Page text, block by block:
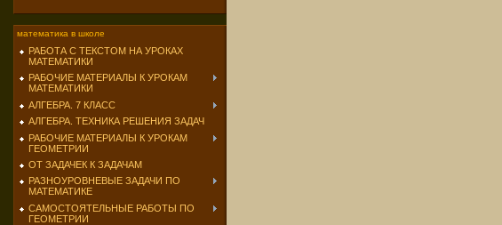
математика в школе
РАБОТА С ТЕКСТОМ НА УРОКАХ
МАТЕМАТИКИ
РАБОЧИЕ МАТЕРИАЛЫ К УРОКАМ
МАТЕМАТИКИ
АЛГЕБРА. 7 КЛАСС
АЛГЕБРА. ТЕХНИКА РЕШЕНИЯ ЗАДАЧ
РАБОЧИЕ МАТЕРИАЛЫ К УРОКАМ
ГЕОМЕТРИИ
ОТ ЗАДАЧЕК К ЗАДАЧАМ
РАЗНОУРОВНЕВЫЕ ЗАДАЧИ ПО
МАТЕМАТИКЕ
САМОСТОЯТЕЛЬНЫЕ РАБОТЫ ПО
ГЕОМЕТРИИ